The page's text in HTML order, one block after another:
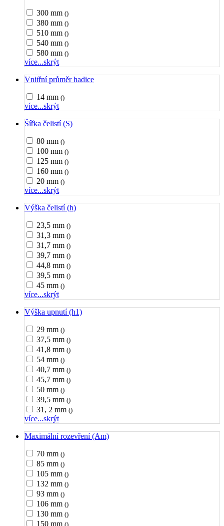
300 mm ()
380 mm ()
510 mm ()
540 mm ()
580 mm ()
více...skrýt
Vnitřní průměr hadice
14 mm ()
více...skrýt
Šířka čelistí (S)
80 mm ()
100 mm ()
125 mm ()
160 mm ()
20 mm ()
více...skrýt
Výška čelistí (h)
23,5 mm ()
31,3 mm ()
31,7 mm ()
39,7 mm ()
44,8 mm ()
39,5 mm ()
45 mm ()
více...skrýt
Výška upnutí (h1)
29 mm ()
37,5 mm ()
41,8 mm ()
54 mm ()
40,7 mm ()
45,7 mm ()
50 mm ()
39,5 mm ()
31, 2 mm ()
více...skrýt
Maximální rozevření (Am)
70 mm ()
85 mm ()
105 mm ()
132 mm ()
93 mm ()
106 mm ()
130 mm ()
150 mm ()